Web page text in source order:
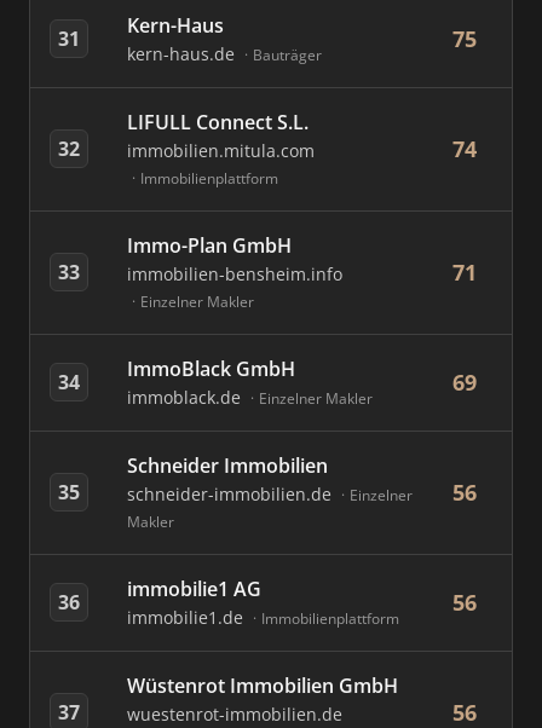
31 Kern-Haus
kern-haus.de Bauträger
75
32
LIFULL Connect S.L.
immobilien.mitula.com
Immobilienplattform
74
33
Immo-Plan GmbH
immobilien-bensheim.info
Einzelner Makler
71
34 ImmoBlack GmbH
immoblack.de Einzelner Makler
69
35
Schneider Immobilien
schneider-immobilien.de
Einzelner
Makler
56
36 immobilie1 AG
immobilie1.de Immobilienplattform
56
37
Wüstenrot Immobilien GmbH
wuestenrot-immobilien.de 56